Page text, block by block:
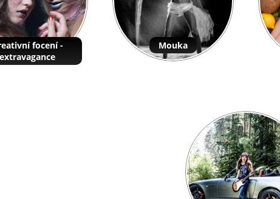
focení -
extravagance
Mouka